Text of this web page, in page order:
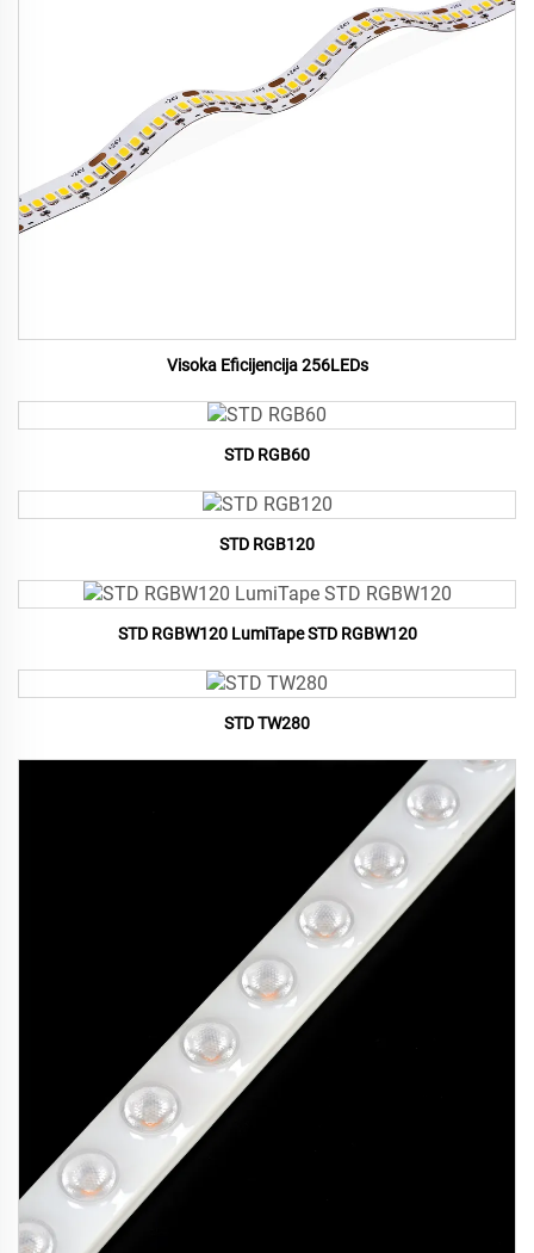
Visoka Eficijencija 256LEDs
STD RGB60
STD RGB120
STD RGBW120 LumiTape STD RGBW120
STD TW280